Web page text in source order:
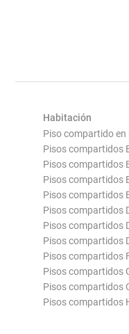
Habitación
Piso compartido en
Pisos compartidos
Pisos compartidos
Pisos compartidos
Pisos compartidos
Pisos compartidos
Pisos compartidos
Pisos compartidos
Pisos compartidos
Pisos compartidos
Pisos compartidos
Pisos compartidos